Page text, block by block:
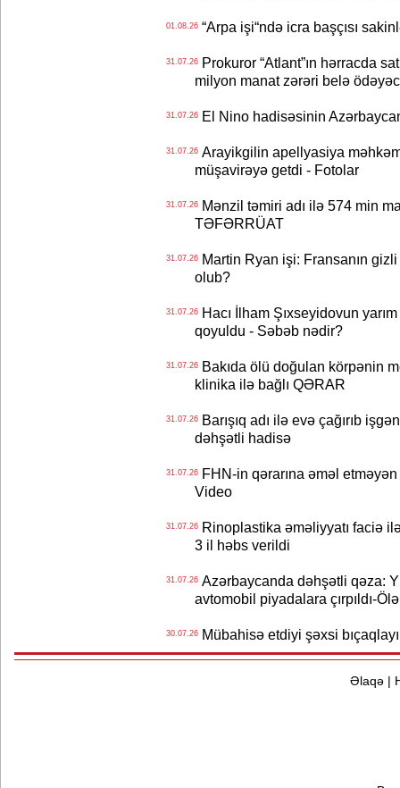
01.08.26“Arpa işi“ndə icra başçısı
31.07.26Prokuror “Atlant”ın hərracda
milyon manat zərəri belə
31.07.26El Nino hadisəsinin
31.07.26Arayikgilin apellyasiya
müşavirəyə getdi - Fotolar
31.07.26Mənzil təmiri adı ilə 574 min
TƏFƏRRÜAT
31.07.26Martin Ryan işi: Fransanın gizli
olub?
31.07.26Hacı İlham Şıxseyidovun
qoyuldu - Səbəb nədir?
31.07.26Bakıda ölü doğulan körpənin
klinika ilə bağlı QƏRAR
31.07.26Barışıq adı ilə evə çağırıb
dəhşətli hadisə
31.07.26FHN-in qərarına əməl
Video
31.07.26Rinoplastika əməliyyatı faciə
3 il həbs verildi
31.07.26Azərbaycanda dəhşətli qəza:
avtomobil piyadalara çırpıldı-
30.07.26Mübahisə etdiyi şəxsi
Əlaqə|